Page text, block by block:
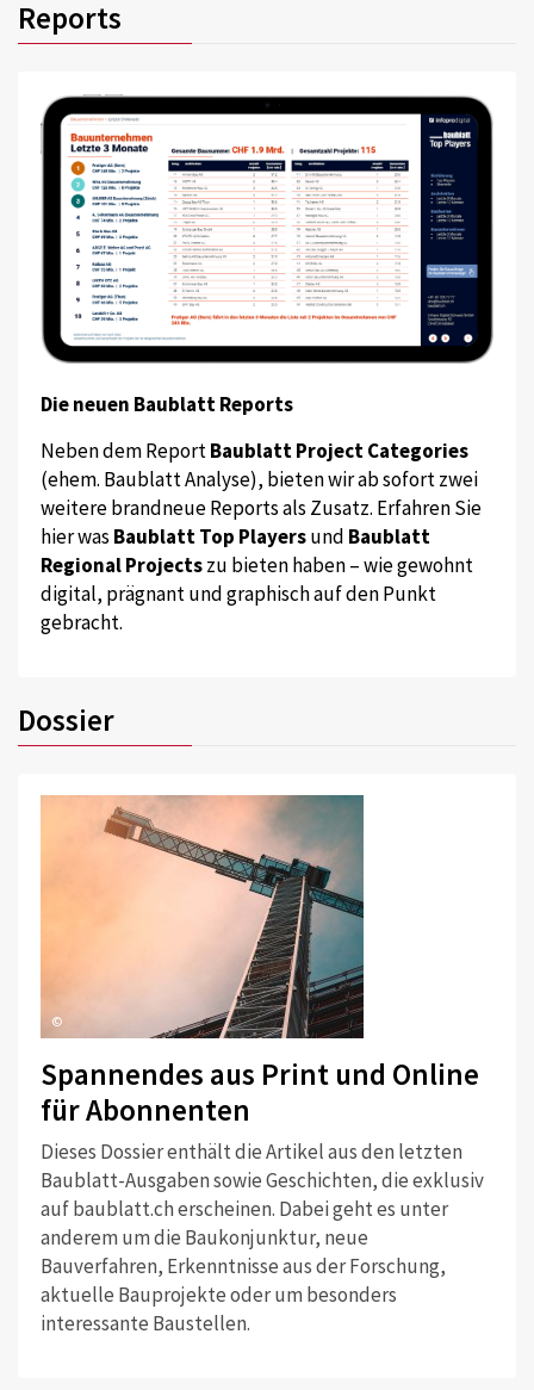
Reports
Die neuen Baublatt Reports
Neben dem ReportBaublatt Project Categories
(ehem. Baublatt Analyse), bieten wir ab sofort zwei
weitere brandneue Reports als Zusatz. Erfahren Sie
hier was Baublatt Top Playersund Baublatt
Regional Projectszu bieten haben – wie gewohnt
digital, prägnant und graphisch auf den Punkt
gebracht.
Dossier
©
Spannendes aus Print und Online
für Abonnenten
Dieses Dossier enthält die Artikel aus den letzten
Baublatt-Ausgaben sowie Geschichten, die exklusiv
auf baublatt.ch erscheinen. Dabei geht es unter
anderem um die Baukonjunktur, neue
Bauverfahren, Erkenntnisse aus der Forschung,
aktuelle Bauprojekte oder um besonders
interessante Baustellen.